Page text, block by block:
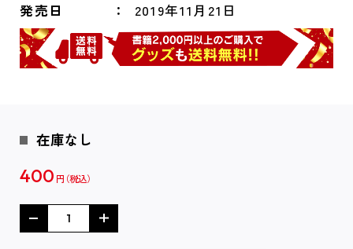
発売日 2019年11月21日
在庫なし
400 円